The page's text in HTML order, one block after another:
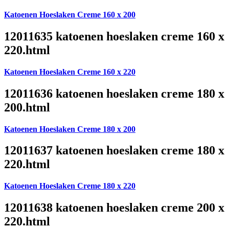
Katoenen Hoeslaken Creme 160 x 200
12011635 katoenen hoeslaken creme 160 x
220.html
Katoenen Hoeslaken Creme 160 x 220
12011636 katoenen hoeslaken creme 180 x
200.html
Katoenen Hoeslaken Creme 180 x 200
12011637 katoenen hoeslaken creme 180 x
220.html
Katoenen Hoeslaken Creme 180 x 220
12011638 katoenen hoeslaken creme 200 x
220.html